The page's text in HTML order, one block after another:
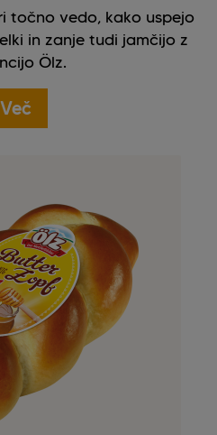
točno vedo, kako uspejo
in zanje tudi jamčijo z
Ölz.
Več